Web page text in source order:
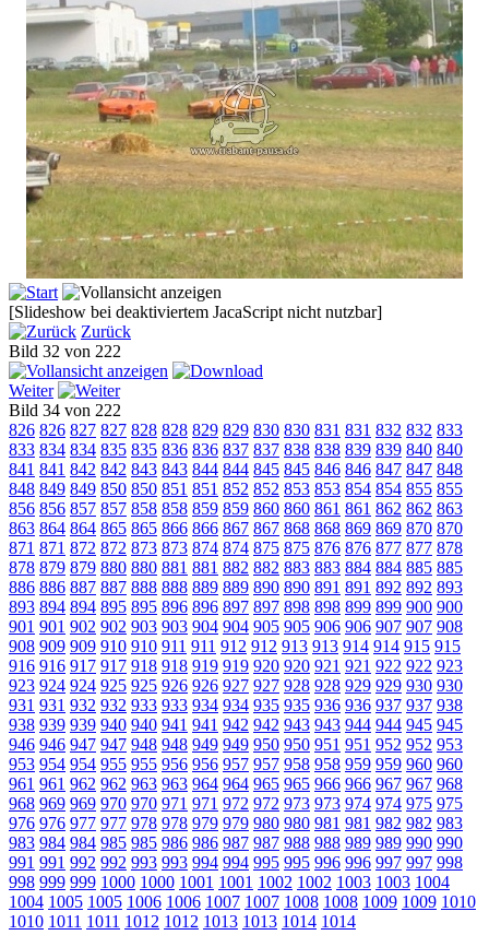
[Slideshow bei deaktiviertem JacaScript nicht nutzbar]
Zurück
Bild 32 von 222
Weiter
Bild 34 von 222
826 826 827 827 828 828 829 829 830 830 831 831 832 832 833
833 834 834 835 835 836 836 837 837 838 838 839 839 840 840
841 841 842 842 843 843 844 844 845 845 846 846 847 847 848
848 849 849 850 850 851 851 852 852 853 853 854 854 855 855
856 856 857 857 858 858 859 859 860 860 861 861 862 862 863
863 864 864 865 865 866 866 867 867 868 868 869 869 870 870
871 871 872 872 873 873 874 874 875 875 876 876 877 877 878
878 879 879 880 880 881 881 882 882 883 883 884 884 885 885
886 886 887 887 888 888 889 889 890 890 891 891 892 892 893
893 894 894 895 895 896 896 897 897 898 898 899 899 900 900
901 901 902 902 903 903 904 904 905 905 906 906 907 907 908
908 909 909 910 910 911 911 912 912 913 913 914 914 915 915
916 916 917 917 918 918 919 919 920 920 921 921 922 922 923
923 924 924 925 925 926 926 927 927 928 928 929 929 930 930
931 931 932 932 933 933 934 934 935 935 936 936 937 937 938
938 939 939 940 940 941 941 942 942 943 943 944 944 945 945
946 946 947 947 948 948 949 949 950 950 951 951 952 952 953
953 954 954 955 955 956 956 957 957 958 958 959 959 960 960
961 961 962 962 963 963 964 964 965 965 966 966 967 967 968
968 969 969 970 970 971 971 972 972 973 973 974 974 975 975
976 976 977 977 978 978 979 979 980 980 981 981 982 982 983
983 984 984 985 985 986 986 987 987 988 988 989 989 990 990
991 991 992 992 993 993 994 994 995 995 996 996 997 997 998
998 999 999 1000 1000 1001 1001 1002 1002 1003 1003 1004
1004 1005 1005 1006 1006 1007 1007 1008 1008 1009 1009 1010
1010 1011 1011 1012 1012 1013 1013 1014 1014